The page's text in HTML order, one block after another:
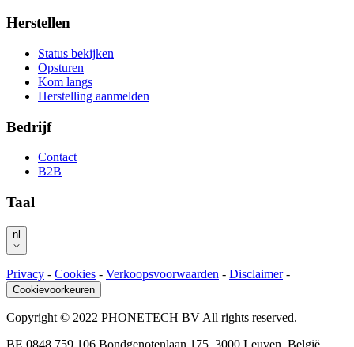
Herstellen
Status bekijken
Opsturen
Kom langs
Herstelling aanmelden
Bedrijf
Contact
B2B
Taal
nl
Privacy - Cookies - Verkoopsvoorwaarden - Disclaimer -
Cookievoorkeuren
Copyright © 2022 PHONETECH BV All rights reserved.
BE 0848.759.106 Bondgenotenlaan 175, 3000 Leuven, België